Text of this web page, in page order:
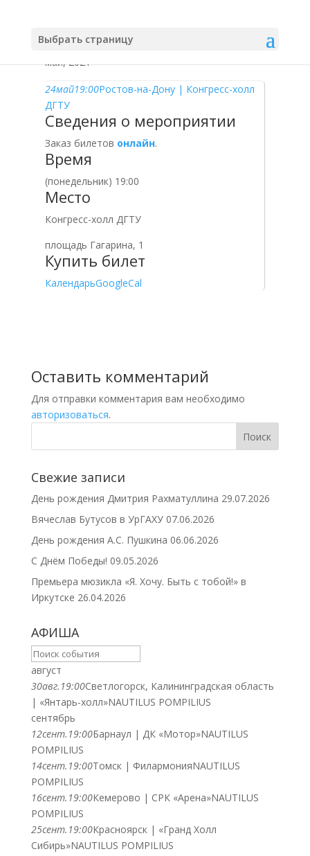
Выбрать страницу
май, 2021
24май19:00Ростов-на-Дону | Конгресс-холл
ДГТУ
Сведения о мероприятии
Заказ билетов онлайн.
Время
(понедельник) 19:00
Место
Конгресс-холл ДГТУ
площадь Гагарина, 1
Купить билет
КалендарьGoogleCal
Оставить комментарий
Для отправки комментария вам необходимо
авторизоваться.
Свежие записи
День рождения Дмитрия Рахматуллина 29.07.2026
Вячеслав Бутусов в УрГАХУ 07.06.2026
День рождения А.С. Пушкина 06.06.2026
С Днём Победы! 09.05.2026
Премьера мюзикла «Я. Хочу. Быть с тобой!» в
Иркутске 26.04.2026
АФИША
август
30авг. 19:00Светлогорск, Калининградская область
| «Янтарь-холл»NAUTILUS POMPILIUS
сентябрь
12сент. 19:00Барнаул | ДК «Мотор»NAUTILUS
POMPILIUS
14сент. 19:00Томск | ФилармонияNAUTILUS
POMPILIUS
16сент. 19:00Кемерово | СРК «Арена»NAUTILUS
POMPILIUS
25сент. 19:00Красноярск | «Гранд Холл
Сибирь»NAUTILUS POMPILIUS